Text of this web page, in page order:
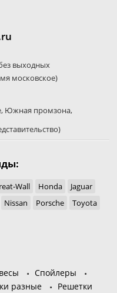
выходных
московское)
, Южная промзона,
Wall Honda
Jaguar
Nissan Porsche
Toyota
Спойлеры
разные
Решетки